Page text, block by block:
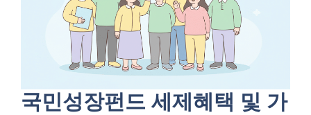
국민성장펀드 세제혜택 및 가